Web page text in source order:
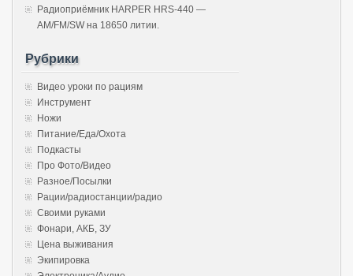
Радиоприёмник HARPER HRS-440 —
AM/FM/SW на 18650 литии.
Рубрики
Видео уроки по рациям
Инструмент
Ножи
Питание/Еда/Охота
Подкасты
Про Фото/Видео
Разное/Посылки
Рации/радиостанции/радио
Своими руками
Фонари, АКБ, ЗУ
Цена выживания
Экипировка